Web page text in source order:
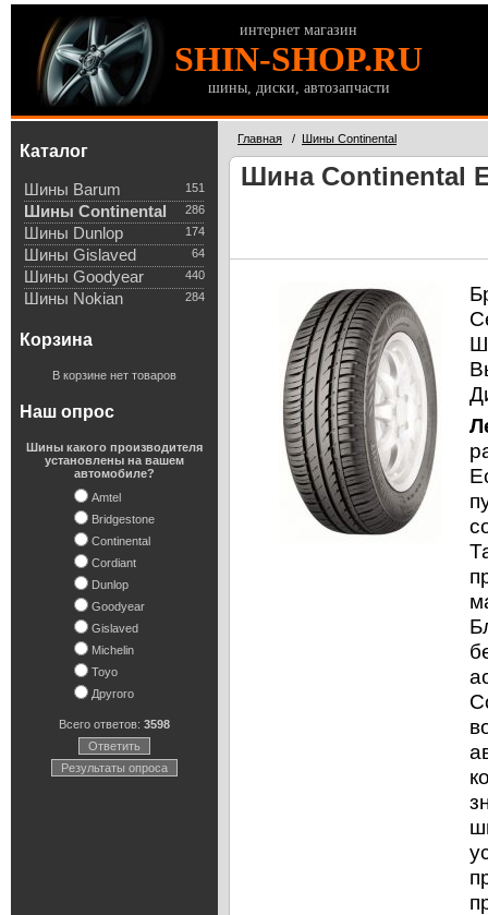
интернет магазин
SHIN-SHOP.RU
шины, диски, автозапчасти
Каталог
151
Шины Barum
286
Шины Continental
174
Шины Dunlop
64
Шины Gislaved
440
Шины Goodyear
284
Шины Nokian
Корзина
В корзине нет товаров
Наш опрос
Шины какого производителя
установлены на вашем
автомобиле?
Amtel
Bridgestone
Continental
Cordiant
Dunlop
Goodyear
Gislaved
Michelin
Toyo
Другого
Всего ответов: 3598
Ответить
Результаты опроса
Главная / Шины Continental
Шина Continental